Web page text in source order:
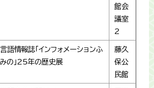
館会
議室
2
語情報誌「インフォメーションふ
の」25年の歴史展
藤久
保公
民館